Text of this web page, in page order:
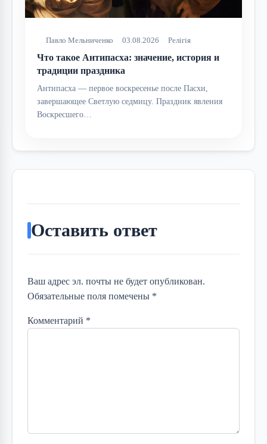
Павло Мельниченко 03.08.2026 Релігія
Что такое Антипасха: значение, история и
традиции праздника
Антипасха — первое воскресенье после Пасхи,
завершающее Светлую седмицу. Праздник явления
Воскресшего…
Оставить ответ
Ваш адрес эл. почты не будет опубликован.
Обязательные поля помечены *
Комментарий *